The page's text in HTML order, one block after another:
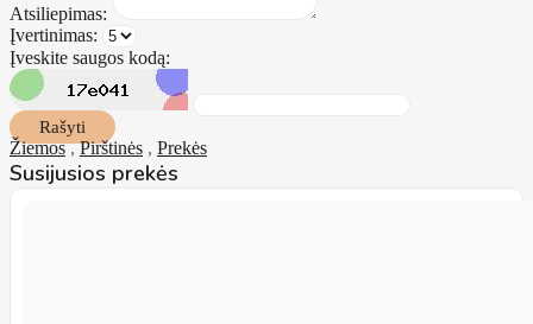
Atsiliepimas:
Įvertinimas:
Įveskite saugos kodą:
Rašyti
Žiemos,Pirštinės , Prekės
Susijusios prekės